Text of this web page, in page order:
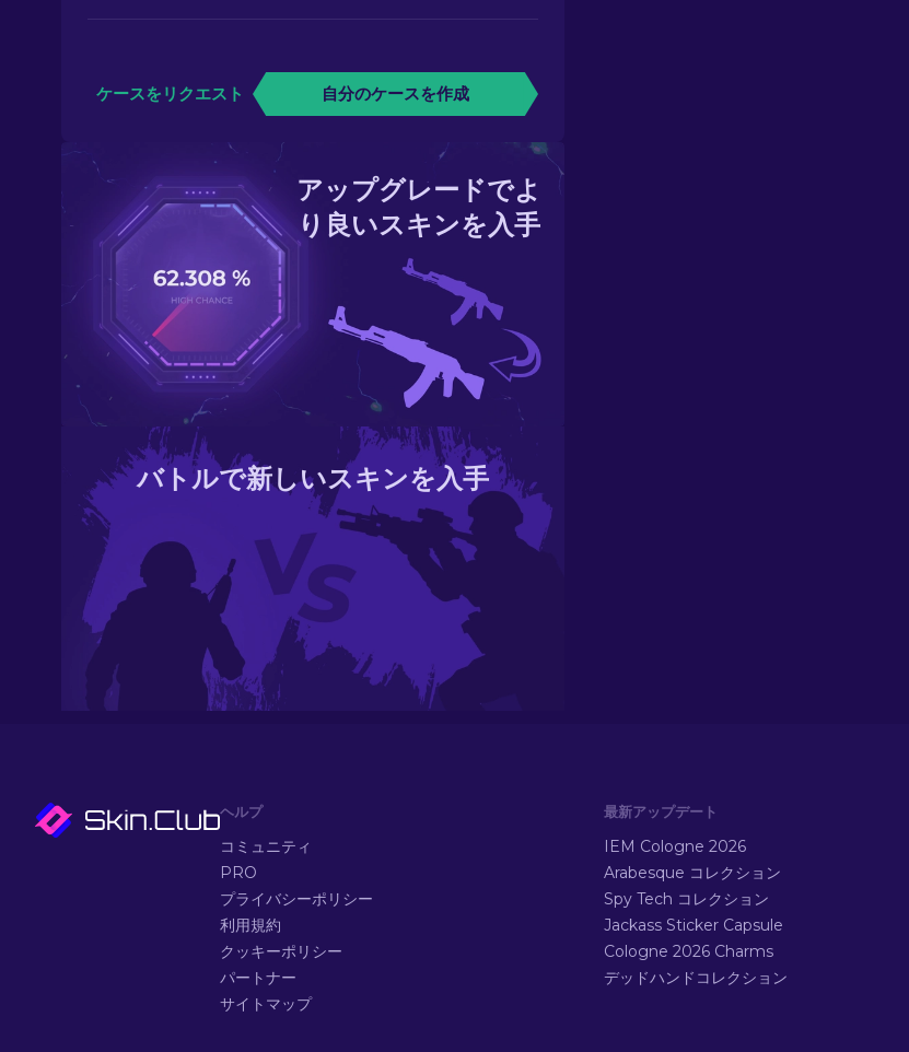
ケースをリクエスト 自分のケースを作成
アップグレードでよ
り良いスキンを入手
バトルで新しいスキンを入手
ヘルプ
コミュニティ
PRO
プライバシーポリシー
利用規約
クッキーポリシー
パートナー
サイトマップ
最新アップデート
IEM Cologne 2026
Arabesque コレクション
Spy Tech コレクション
Jackass Sticker Capsule
Cologne 2026 Charms
デッドハンドコレクション